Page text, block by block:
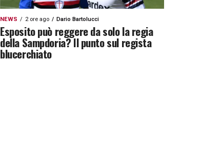
NEWS 2 ore ago Dario Bartolucci
Esposito può reggere da solo la regia
della Sampdoria? Il punto sul regista
blucerchiato